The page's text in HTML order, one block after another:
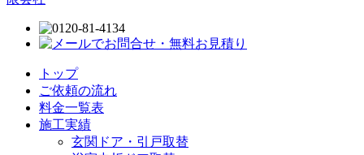
トップ
ご依頼の流れ
料金一覧表
施工実績
玄関ドア・引戸取替